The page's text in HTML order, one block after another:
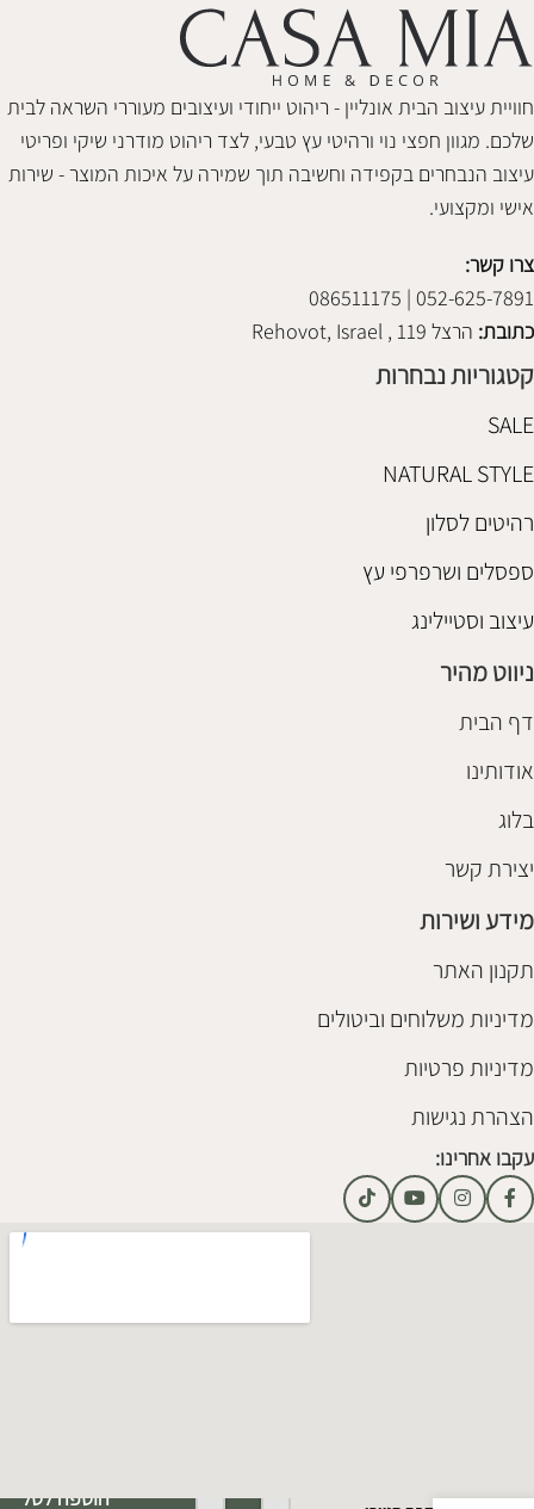
חוויית עיצוב הבית אונליין - ריהוט ייחודי ועיצובים מעוררי השראה לבית
שלכם. מגוון חפצי נוי ורהיטי עץ טבעי, לצד ריהוט מודרני שיקי ופריטי
עיצוב הנבחרים בקפידה וחשיבה תוך שמירה על איכות המוצר - שירות
אישי ומקצועי.
צרו קשר:
052-625-7891 | 086511175
כתובת: הרצל 119 , Rehovot, Israel
קטגוריות נבחרות
SALE
NATURAL STYLE
רהיטים לסלון
ספסלים ושרפרפי עץ
עיצוב וסטיילינג
ניווט מהיר
דף הבית
אודותינו
בלוג
יצירת קשר
מידע ושירות
תקנון האתר
מדיניות משלוחים וביטולים
מדיניות פרטיות
הצהרת נגישות
עקבו אחרינו:
הוספה לסל